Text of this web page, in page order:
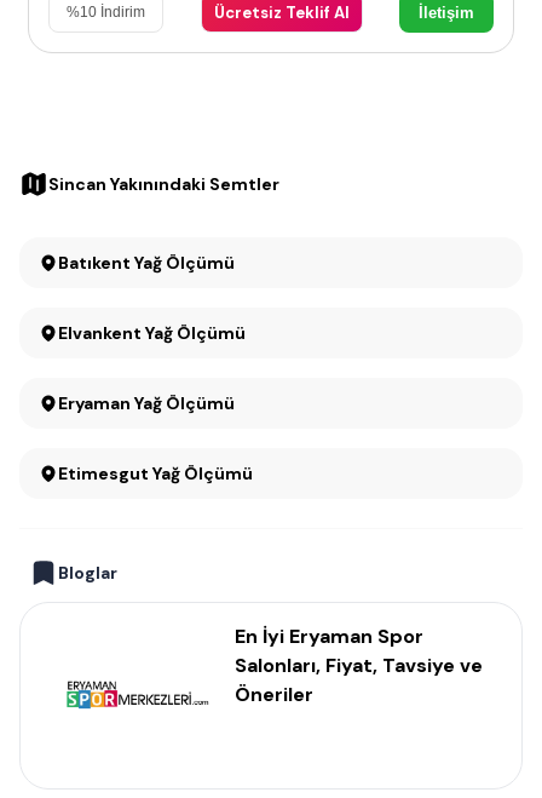
%10 İndirim Ücretsiz Teklif Al İletişim
Sincan Yakınındaki Semtler
Batıkent Yağ Ölçümü
Elvankent Yağ Ölçümü
Eryaman Yağ Ölçümü
Etimesgut Yağ Ölçümü
Bloglar
En İyi Eryaman Spor
Salonları, Fiyat, Tavsiye ve
Öneriler